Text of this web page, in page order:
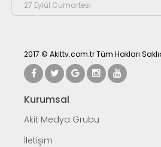
27 Eylül Cumartesi
2017 © Akittv.com.tr Tüm Hakları
Kurumsal
Akit Medya Grubu
İletişim